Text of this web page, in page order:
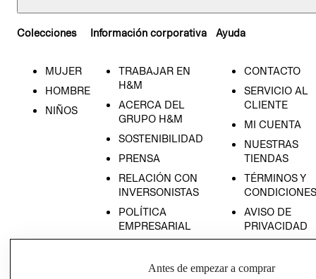
Colecciones
MUJER
HOMBRE
NIÑOS
Información corporativa
TRABAJAR EN
H&M
ACERCA DEL
GRUPO H&M
SOSTENIBILIDAD
PRENSA
RELACIÓN CON
INVERSONISTAS
POLÍTICA
EMPRESARIAL
Ayuda
CONTACTO
SERVICIO AL
CLIENTE
MI CUENTA
NUESTRAS
TIENDAS
TÉRMINOS Y
CONDICIONES
AVISO DE
PRIVACIDAD
AVISO DE
Antes de empezar a comprar